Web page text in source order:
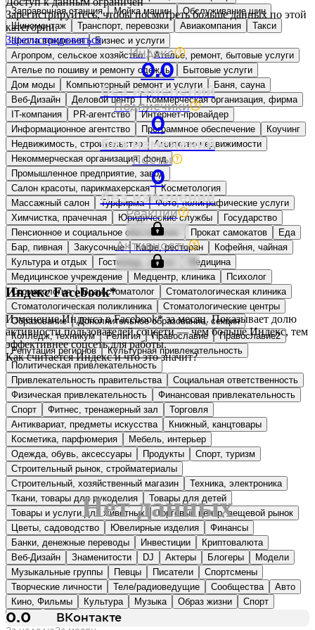
Заправочная станция
Мойка машин
Обслуживание шин
Шиномонтаж
Транспорт, перевозки Авиакомпания
Такси
Школа вождения
Бизнес и услуги
Агропром, сельское хозяйство
Ателье, ремонт, бытовые услуги
Ателье по пошиву и ремонту одежды
Бытовые услуги
Дом моды
Компьютерный ремонт и услуги
Баня, сауна
Веб-Дизайн
Деловой центр
Коммерческая организация, фирма
IT-компания
PR-агентство
Интернет-провайдер
Информационное агентство
Программное обеспечение
Коучинг
Недвижимость, строительство
Агентство недвижимости
Некоммерческая организация, фонд
Промышленное предприятие, завод
Салон красоты, парикмахерская
Косметология
Массажный салон
Турфирма
Фото, полиграфические услуги
Химчистка, прачечная
Юридические службы
Государство
Пенсионное и социальное обеспечение
Прокат самокатов
Еда
Бар, пивная
Закусочные Кафе, ресторан
Кофейня, чайная
Культура и отдых
Гостиница, хостел
Медицина
Медицинское учреждение
Медцентр, клиника
Психолог
Стоматология
Врач-стоматолог
Стоматологическая клиника
Стоматологическая поликлиника
Стоматологические центры
Образование
Дополнительное образование, секция
Колледж, техникум
Религия Православие
Православие2
Репутация регионов
Культурная привлекательность
Политическая привлекательность
Привлекательность правительства
Социальная ответственность
Физическая привлекательность
Финансовая привлекательность
Спорт
Фитнес, тренажерный зал
Торговля
Антиквариат, предметы искусства
Книжный, канцтовары
Косметика, парфюмерия
Мебель, интерьер
Одежда, обувь, аксессуары
Продукты
Спорт, туризм
Строительный рынок, стройматериалы
Строительный, хозяйственный магазин
Техника, электроника
Ткани, товары для рукоделия
Товары для детей
Товары и услуги для животных
Торговый центр, вещевой рынок
Цветы, садоводство
Ювелирные изделия
Финансы
Банки, денежные переводы
Инвестиции
Криптовалюта
Веб-Дизайн
Знаменитости DJ Актеры Блогеры
Модели
Музыкальные группы
Певцы Писатели
Спортсмены
Творческие личности
Теле/радиоведущие Сообщества
Авто
Кино, Фильмы
Культура Музыка Образ жизни
Спорт
Хобби
Юмор
Зарегистрируйтесь, чтобы посмотреть больше данных по этой
категории.
Зарегистрироваться
Индекс
0.0
без изменений
Подписчики
0
без изменений
Посты
0
без изменений
Реакции
Активность
ИндексFacebook*
Изменение Индекса вFacebook*за месяц. Показывает долю
активности пользователей соцсети — чем больше Индекс, тем
эффективнее соцсеть для работы.
Как считается Индекс и что это значит?
Нет данных
0.0 ВКонтакте